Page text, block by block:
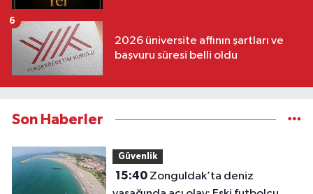
2026 üniversite affının şartları ve
başvuru süresi belli oldu
6
Son Haberler
Güvenlik
15:40Zonguldak’ta deniz